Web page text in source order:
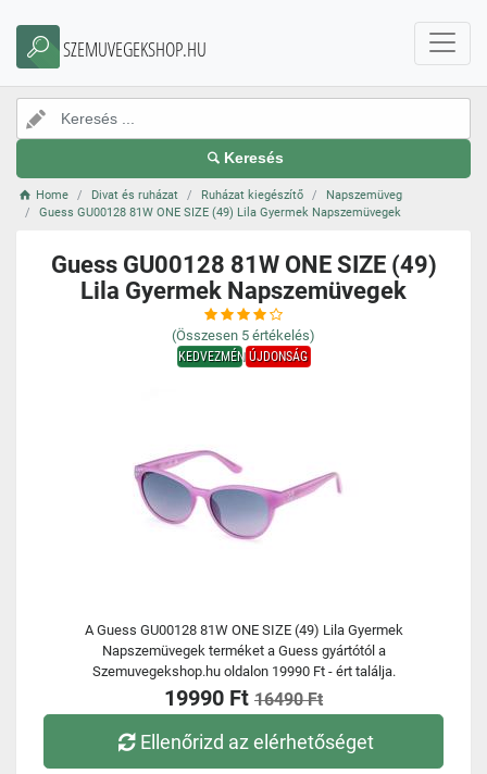
SZEMUVEGEKSHOP.HU
Keresés
Home Divat és ruházat Ruházat kiegészítő
Napszemüveg
Guess GU00128 81W ONE SIZE (49) Lila Gyermek Napszemüvegek
Guess GU00128 81W ONE SIZE (49)
Lila Gyermek Napszemüvegek
(Összesen 5 értékelés)
KEDVEZMÉNYÚJDONSÁG
A Guess GU00128 81W ONE SIZE (49) Lila Gyermek
Napszemüvegek terméket a Guess gyártótól a
Szemuvegekshop.hu oldalon 19990 Ft - ért találja.
19990 Ft 16490 Ft
Ellenőrizd az elérhetőséget